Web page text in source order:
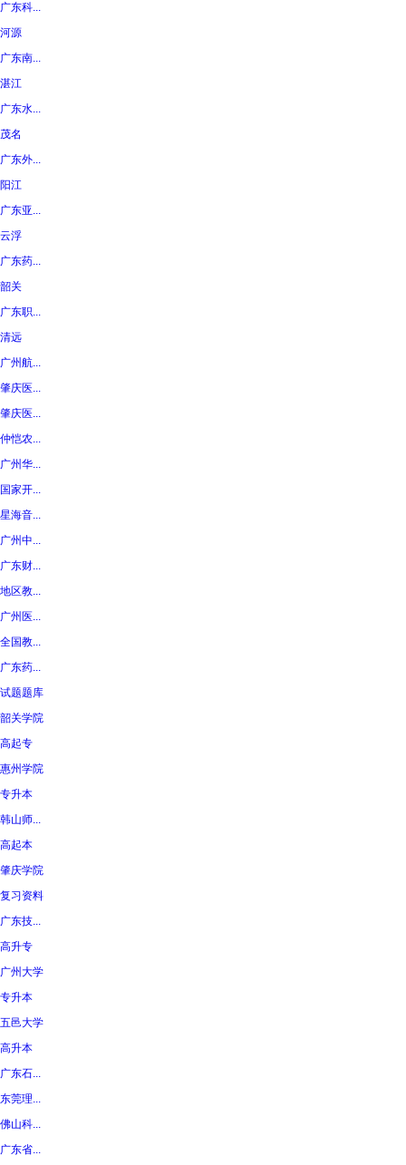
广东科...
河源
广东南...
湛江
广东水...
茂名
广东外...
阳江
广东亚...
云浮
广东药...
韶关
广东职...
清远
广州航...
肇庆医...
肇庆医...
仲恺农...
广州华...
国家开...
星海音...
广州中...
广东财...
地区教...
广州医...
全国教...
广东药...
试题题库
韶关学院
高起专
惠州学院
专升本
韩山师...
高起本
肇庆学院
复习资料
广东技...
高升专
广州大学
专升本
五邑大学
高升本
广东石...
东莞理...
佛山科...
广东省...